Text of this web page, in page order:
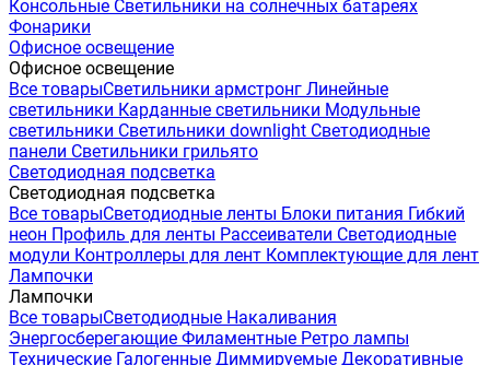
Консольные Светильники на солнечных батареях
Фонарики
Офисное освещение
Офисное освещение
Все товарыСветильники армстронг Линейные
светильники Карданные светильники Модульные
светильники Светильники downlight Светодиодные
панели Светильники грильято
Светодиодная подсветка
Светодиодная подсветка
Все товарыСветодиодные ленты Блоки питания Гибкий
неон Профиль для ленты Рассеиватели Светодиодные
модули Контроллеры для лент Комплектующие для лент
Лампочки
Лампочки
Все товарыСветодиодные Накаливания
Энергосберегающие Филаментные Ретро лампы
Технические Галогенные Диммируемые Декоративные